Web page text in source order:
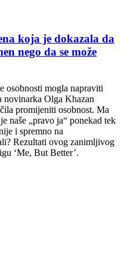
koja je dokazala da
nego da se može
osobnosti mogla napraviti
Olga Khazan
promijeniti osobnost. Ma
naše „pravo ja“ ponekad tek
i spremno na
Rezultati ovog zanimljivog
‘Me, But Better’.